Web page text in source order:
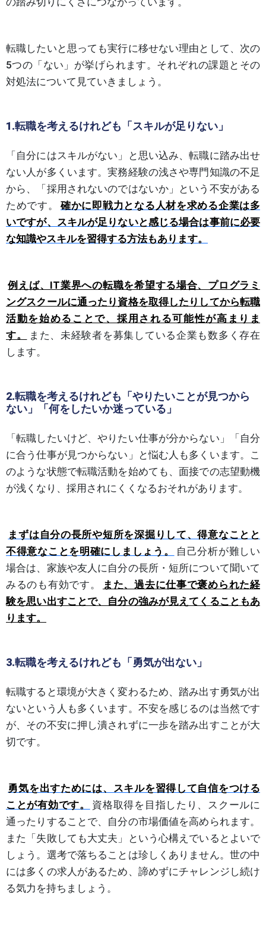
転職したいと思っても実行に移せない理由として、次の
5つの「ない」が挙げられます。それぞれの課題とその
対処法について見ていきましょう。
1.転職を考えるけれども「スキルが足りない」
「自分にはスキルがない」と思い込み、転職に踏み出せ
ない人が多くいます。実務経験の浅さや専門知識の不足
から、「採用されないのではないか」という不安がある
ためです。
確かに即戦力となる人材を求める企業は多
いですが、スキルが足りないと感じる場合は事前に必要
な知識やスキルを習得する方法もあります。
例えば、IT業界への転職を希望する場合、プログラミ
ングスクールに通ったり資格を取得したりしてから転職
活動を始めることで、採用される可能性が高まりま
す。
また、未経験者を募集している企業も数多く存在
します。
2.転職を考えるけれども「やりたいことが見つから
ない」「何をしたいか迷っている」
「転職したいけど、やりたい仕事が分からない」「自分
に合う仕事が見つからない」と悩む人も多くいます。こ
のような状態で転職活動を始めても、面接での志望動機
が浅くなり、採用されにくくなるおそれがあります。
まずは自分の長所や短所を深掘りして、得意なことと
不得意なことを明確にしましょう。
自己分析が難しい
場合は、家族や友人に自分の長所・短所について聞いて
みるのも有効です。
また、過去に仕事で褒められた経
験を思い出すことで、自分の強みが見えてくることもあ
ります。
3.転職を考えるけれども「勇気が出ない」
転職すると環境が大きく変わるため、踏み出す勇気が出
ないという人も多くいます。不安を感じるのは当然です
が、その不安に押し潰されずに一歩を踏み出すことが大
切です。
勇気を出すためには、スキルを習得して自信をつける
ことが有効です。
資格取得を目指したり、スクールに
通ったりすることで、自分の市場価値を高められます。
また「失敗しても大丈夫」という心構えでいるとよいで
しょう。選考で落ちることは珍しくありません。世の中
には多くの求人があるため、諦めずにチャレンジし続け
る気力を持ちましょう。